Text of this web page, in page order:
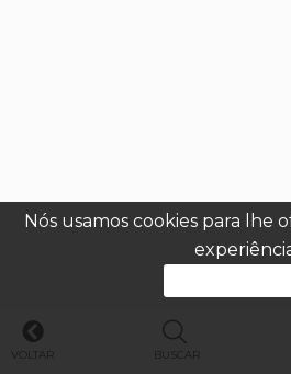
Nós usamos cookies para lhe
VOLTAR BUSCAR